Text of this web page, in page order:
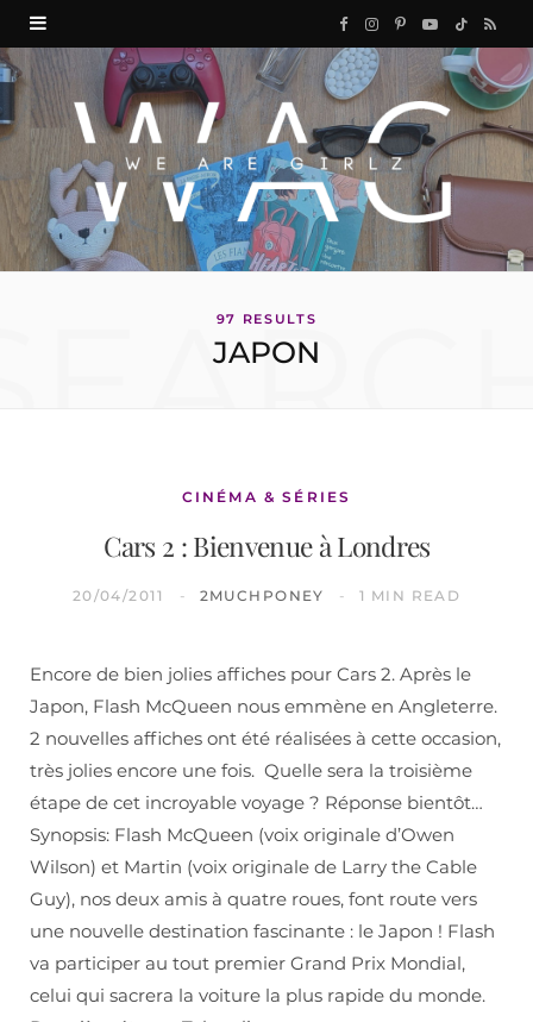
F
a
c
e
b
o
I
n
s
a
P
n
e
Y
o
u
u
T
i
k
R
S
97 RESULTS
JAPON
CINÉMA & SÉRIES
Cars 2 : Bienvenue à Londres
20/04/2011 2MUCHPONEY 1 MIN READ
Encore de bien jolies affiches pour Cars 2. Après le
Japon, Flash McQueen nous emmène en Angleterre.
2 nouvelles affiches ont été réalisées à cette occasion,
très jolies encore une fois. Quelle sera la troisième
étape de cet incroyable voyage ? Réponse bientôt…
Synopsis: Flash McQueen (voix originale d’Owen
Wilson) et Martin (voix originale de Larry the Cable
Guy), nos deux amis à quatre roues, font route vers
une nouvelle destination fascinante : le Japon ! Flash
va participer au tout premier Grand Prix Mondial,
celui qui sacrera la voiture la plus rapide du monde.